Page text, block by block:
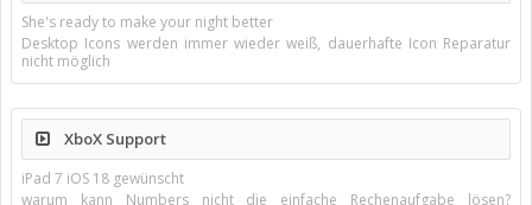
She's ready to make your night better
Desktop Icons werden immer wieder weiß, dauerhafte Icon Reparatur
nicht möglich
XboX Support
iPad 7 iOS 18 gewünscht
warum kann Numbers nicht die einfache Rechenaufgabe lösen?